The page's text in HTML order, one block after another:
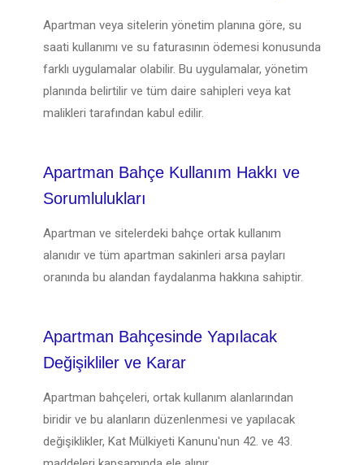
Apartman veya sitelerin yönetim planına göre, su
saati kullanımı ve su faturasının ödemesi konusunda
farklı uygulamalar olabilir. Bu uygulamalar, yönetim
planında belirtilir ve tüm daire sahipleri veya kat
malikleri tarafından kabul edilir.
Apartman Bahçe Kullanım Hakkı ve
Sorumlulukları
Apartman ve sitelerdeki bahçe ortak kullanım
alanıdır ve tüm apartman sakinleri arsa payları
oranında bu alandan faydalanma hakkına sahiptir.
Apartman Bahçesinde Yapılacak
Değişikliler ve Karar
Apartman bahçeleri, ortak kullanım alanlarından
biridir ve bu alanların düzenlenmesi ve yapılacak
değişiklikler, Kat Mülkiyeti Kanunu'nun 42. ve 43.